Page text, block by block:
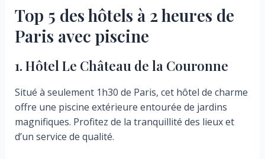
Top 5 des hôtels à 2 heures de
Paris avec piscine
1. Hôtel Le Château de la Couronne
Situé à seulement 1h30 de Paris, cet hôtel de charme
offre une piscine extérieure entourée de jardins
magnifiques. Profitez de la tranquillité des lieux et
d’un service de qualité.